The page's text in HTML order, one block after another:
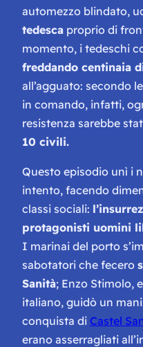
automezzo blindato,
tedesca proprio di
momento, i tedeschi
freddando centinaia
all’agguato: secondo
in comando, infatti,
resistenza sarebbe
10 civili.
Questo episodio unì i
intento, facendo
classi sociali:
protagonisti uomini
I marinai del porto
sabotatori che fecero
Sanità; Enzo Stimolo,
italiano, guidò un
conquista di Castel
erano asserragliati